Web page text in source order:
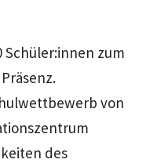
Schüler:innen zum
von
des